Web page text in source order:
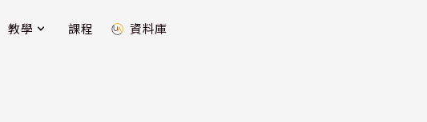
教學 課程 資料庫